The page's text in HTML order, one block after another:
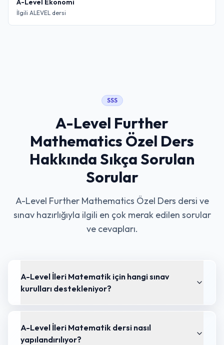
A-Level Ekonomi
İlgili ALEVEL dersi
SSS
A-Level Further
Mathematics Özel Ders
Hakkında Sıkça Sorulan
Sorular
A-Level Further Mathematics Özel Ders dersi ve
sınav hazırlığıyla ilgili en çok merak edilen sorular
ve cevapları.
A-Level İleri Matematik için hangi sınav
kurulları destekleniyor?
A-Level İleri Matematik dersi nasıl
yapılandırılıyor?